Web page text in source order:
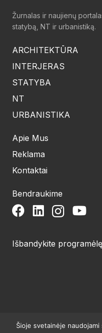
Žurnalas ir naujienų
statybą, NT ir urbanistiką.
ARCHITEKTŪRA
INTERJERAS
STATYBA
NT
URBANISTIKA
Apie Mus
Reklama
Kontaktai
Bendraukime
Išbandykite programėlę
Šioje svetainėje